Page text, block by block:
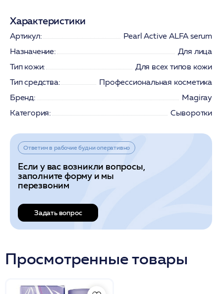
Характеристики
Артикул:
Pearl Active ALFA serum
Назначение:
Для лица
Тип кожи:
Для всех типов кожи
Тип средства:
Профессиональная косметика
Бренд:
Magiray
Категория:
Сыворотки
Ответим в рабочие будни оперативно
Если у вас возникли вопросы,
заполните форму и мы
перезвоним
Задать вопрос
Просмотренные товары